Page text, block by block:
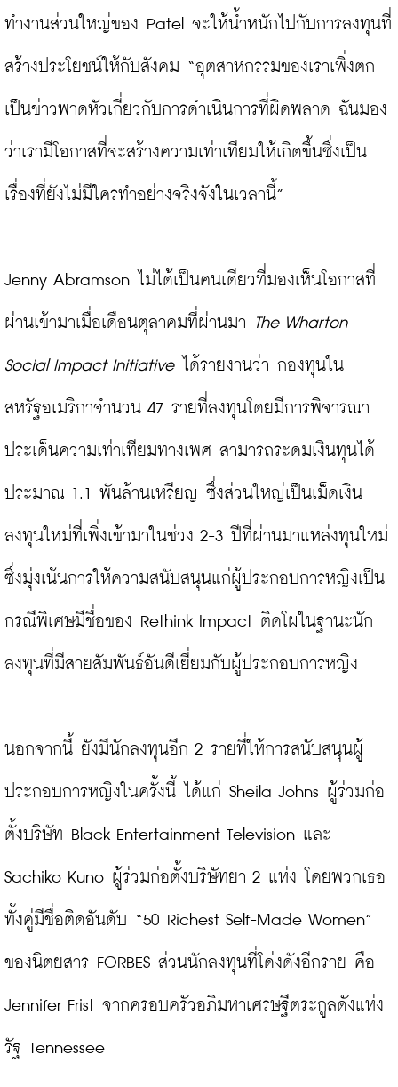
ทำงานส่วนใหญ่ของ Patel จะให้น้ำหนักไปกับการลงทุนที่
สร้างประโยชน์ให้กับสังคม “อุตสาหกรรมของเราเพิ่งตก
เป็นข่าวพาดหัวเกี่ยวกับการดำเนินการที่ผิดพลาด ฉันมอง
ว่าเรามีโอกาสที่จะสร้างความเท่าเทียมให้เกิดขึ้นซึ่งเป็น
เรื่องที่ยังไม่มีใครทำอย่างจริงจังในเวลานี้”
Jenny Abramson ไม่ได้เป็นคนเดียวที่มองเห็นโอกาสที่
ผ่านเข้ามาเมื่อเดือนตุลาคมที่ผ่านมา The Wharton
Social Impact Initiative ได้รายงานว่า กองทุนใน
สหรัฐอเมริกาจำนวน 47 รายที่ลงทุนโดยมีการพิจารณา
ประเด็นความเท่าเทียมทางเพศ สามารถระดมเงินทุนได้
ประมาณ 1.1 พันล้านเหรียญ ซึ่งส่วนใหญ่เป็นเม็ดเงิน
ลงทุนใหม่ที่เพิ่งเข้ามาในช่วง 2-3 ปีที่ผ่านมาแหล่งทุนใหม่
ซึ่งมุ่งเน้นการให้ความสนับสนุนแก่ผู้ประกอบการหญิงเป็น
กรณีพิเศษมีชื่อของ Rethink Impact ติดโผในฐานะนัก
ลงทุนที่มีสายสัมพันธ์อันดีเยี่ยมกับผู้ประกอบการหญิง
นอกจากนี้ ยังมีนักลงทุนอีก 2 รายที่ให้การสนับสนุนผู้
ประกอบการหญิงในครั้งนี้ ได้แก่ Sheila Johns ผู้ร่วมก่อ
ตั้งบริษัท Black Entertainment Television และ
Sachiko Kuno ผู้ร่วมก่อตั้งบริษัทยา 2 แห่ง โดยพวกเธอ
ทั้งคู่มีชื่อติดอันดับ “50 Richest Self-Made Women”
ของนิตยสาร FORBES ส่วนนักลงทุนที่โด่งดังอีกราย คือ
Jennifer Frist จากครอบครัวอภิมหาเศรษฐีตระกูลดังแห่ง
รัฐ Tennessee